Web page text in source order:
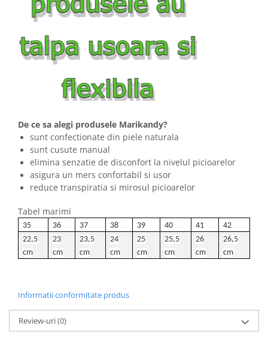
De ce sa alegi produsele Marikandy?
sunt confectionate din piele naturala
sunt cusute manual
elimina senzatie de disconfort la nivelul picioarelor
asigura un mers confortabil si usor
reduce transpiratia si mirosul picioarelor
Tabel marimi
35 36 37 38 39 40 41
42
22,5
cm
23
cm
23,5
cm
24
cm
25
cm
25,5
cm
26
cm
26,5
cm
Informatii conformitate produs
Review-uri(0)